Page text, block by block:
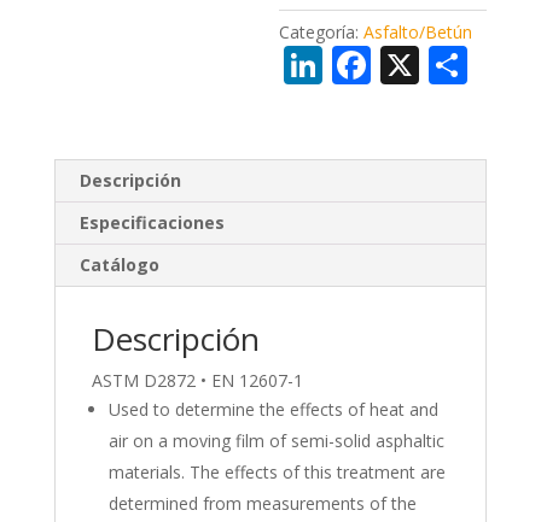
Categoría:Asfalto/Betún
Li
dI
n
F
o
o
k
X
ar
ti
r
Descripción
Especificaciones
Catálogo
Descripción
ASTM D2872 • EN 12607-1
Used to determine the effects of heat and
air on a moving film of semi-solid asphaltic
materials. The effects of this treatment are
determined from measurements of the